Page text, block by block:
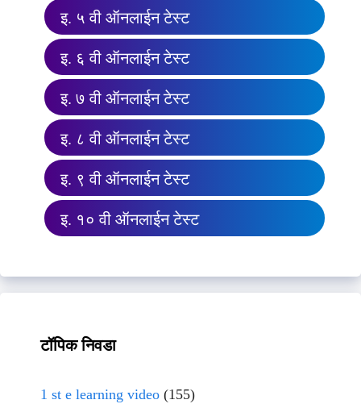
इ. ५ वी ऑनलाईन टेस्ट
इ. ६ वी ऑनलाईन टेस्ट
इ. ७ वी ऑनलाईन टेस्ट
इ. ८ वी ऑनलाईन टेस्ट
इ. ९ वी ऑनलाईन टेस्ट
इ. १० वी ऑनलाईन टेस्ट
टॉपिक निवडा
1 st e learning video (155)